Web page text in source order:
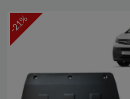
-21%